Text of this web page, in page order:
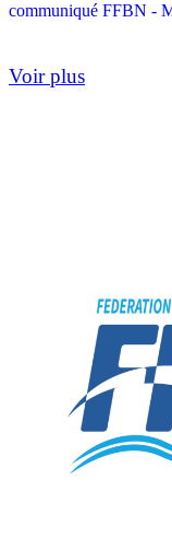
communiqué FFBN -
Voir plus